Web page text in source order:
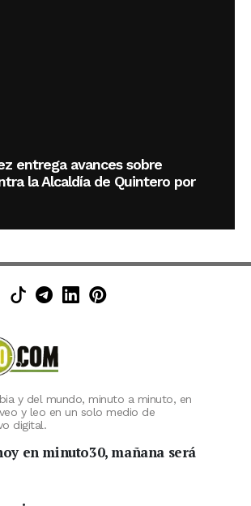
entrega avances sobre
la Alcaldía de Quintero por
en Facebook
en Instagram
en X (Twitter)
Minuto30 en TikTok
Canal de Minuto30 en
Minuto30 en LinkedIn
Minuto30 en
y del mundo, minuto a minuto, en
y leo en un solo medio de
digital.
en minuto30, mañana será